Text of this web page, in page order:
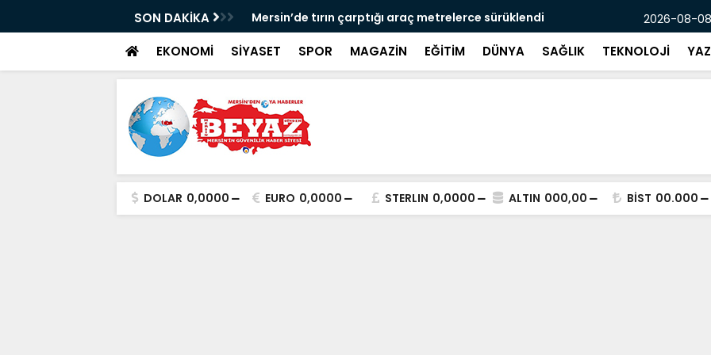
SON DAKİKA
örgütüne operasyon: 6 tutuklama Mersin’de tırın çarptığı araç metrelerce sürüklendi Kasten
2026-08-
EKONOMİ SİYASET SPOR MAGAZİN EĞİTİM DÜNYA SAĞLIK TEKNOLOJİ
DOLAR 0,0000 EURO 0,0000 STERLIN 0,0000 ALTIN 000,00 BİST 00.000